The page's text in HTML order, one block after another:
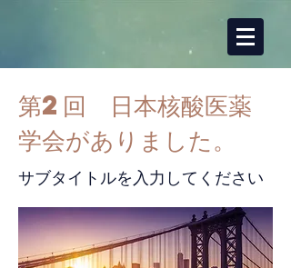
第2回 日本核酸医薬
学会がありました。
サブタイトルを入力してください